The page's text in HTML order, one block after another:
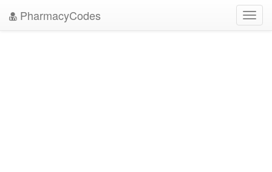
PharmacyCodes